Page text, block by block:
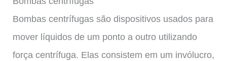
Bombas centrífugas são dispositivos usados ​​para
mover líquidos de um ponto a outro utilizando
força centrífuga. Elas consistem em um invólucro,